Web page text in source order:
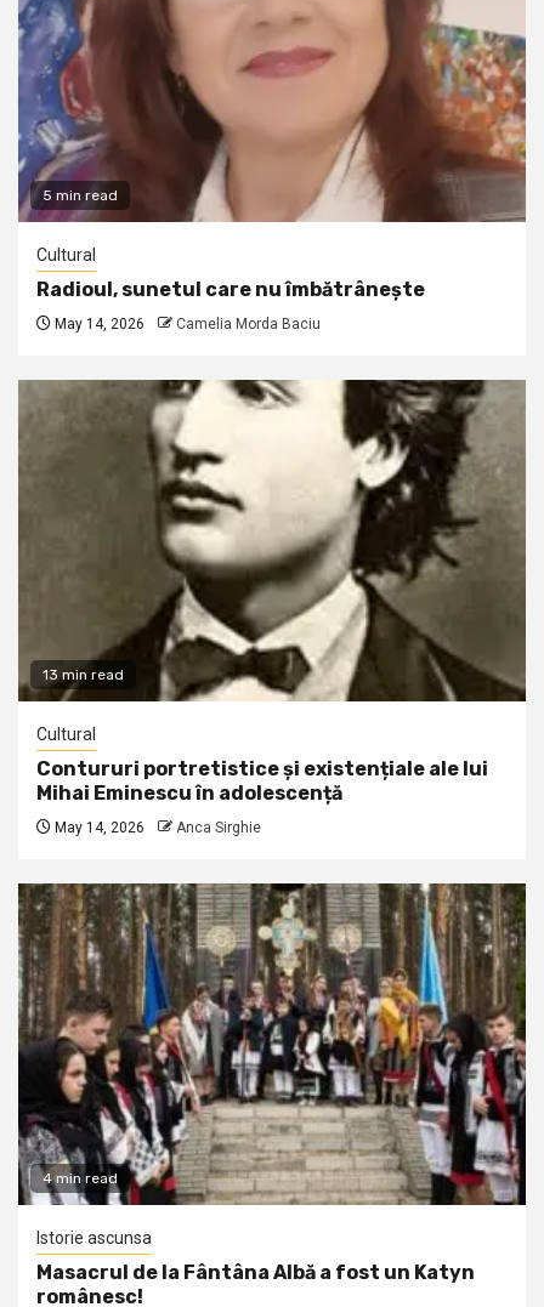
5 min read
Cultural
Radioul, sunetul care nu îmbătrânește
May 14, 2026 Camelia Morda Baciu
13 min read
Cultural
Contururi portretistice și existențiale ale lui
Mihai Eminescu în adolescență
May 14, 2026 Anca Sirghie
4 min read
Istorie ascunsa
Masacrul de la Fântâna Albă a fost un Katyn
românesc!